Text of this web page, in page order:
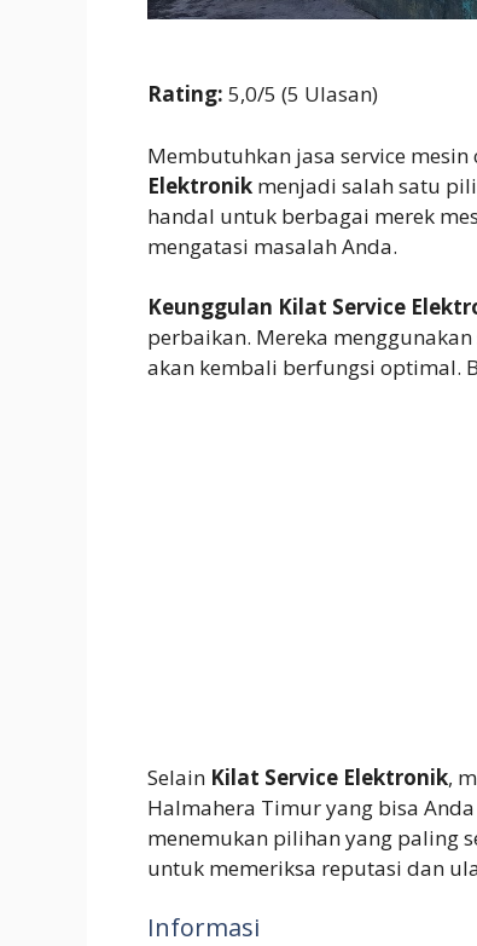
Rating: 5,0/5 (5 Ulasan)
Membutuhkan jasa service
Elektronik menjadi salah satu
handal untuk berbagai merek
mengatasi masalah Anda.
Keunggulan Kilat Service
perbaikan. Mereka
akan kembali berfungsi optimal.
Selain Kilat Service Elektronik,
Halmahera Timur yang bisa
menemukan pilihan yang paling
untuk memeriksa reputasi dan
Informasi